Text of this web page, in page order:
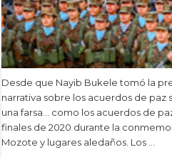
Desde que Nayib Bukele tomó la
narrativa sobre los acuerdos de paz
una farsa… como los acuerdos de
finales de 2020 durante la
Mozote y lugares aledaños. Los …